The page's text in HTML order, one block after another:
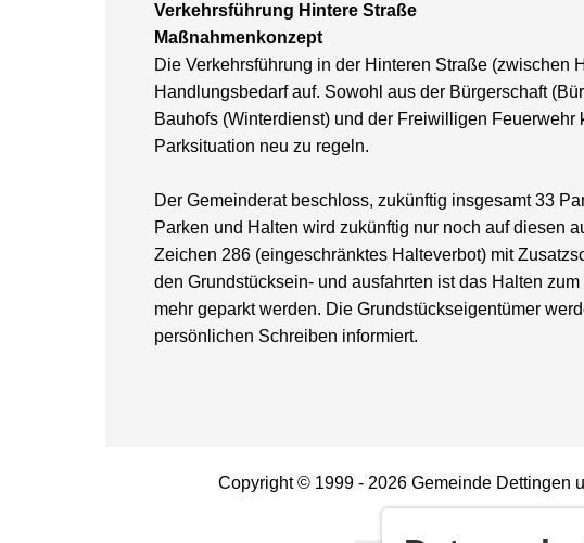
Verkehrsführung Hintere Straße
Maßnahmenkonzept
Die Verkehrsführung in der Hinteren Straße (zwischen
Handlungsbedarf auf. Sowohl aus der Bürgerschaft
Bauhofs (Winterdienst) und der Freiwilligen
Parksituation neu zu regeln.
Der Gemeinderat beschloss, zukünftig insgesamt 33
Parken und Halten wird zukünftig nur noch auf diesen
Zeichen 286 (eingeschränktes Halteverbot) mit
den Grundstücksein- und ausfahrten ist das Halten
mehr geparkt werden. Die Grundstückseigentümer
persönlichen Schreiben informiert.
Copyright © 1999 - 2026 Gemeinde Dettingen